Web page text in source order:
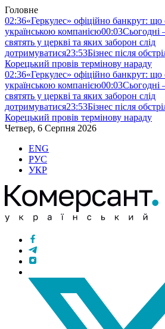
Головне
02:36«Геркулес» офіційно банкрут: що
українською компанією00:03
святять у церкві та яких заборон слід
дотримуватися23:53Бізнес після
Корецький провів термінову нараду
02:36«Геркулес» офіційно банкрут: що
українською компанією00:03
святять у церкві та яких заборон слід
дотримуватися23:53Бізнес після
Корецький провів термінову нараду
Четвер, 6 Серпня 2026
ENG
РУС
УКР